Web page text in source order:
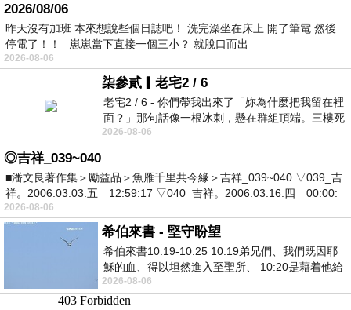
2026/08/06
昨天沒有加班 本來想說些個日誌吧！ 洗完澡坐在床上 開了筆電 然後
停電了！！ 崽崽當下直接一個三小？ 就脫口而出
2026-08-06
柒參貳▎老宅2 / 6
老宅2 / 6 - 你們帶我出來了「妳為什麼把我留在裡
面？」那句話像一根冰刺，懸在群組頂端。三樓死
死盯著照片裡的人。那個人確實站在
2026-08-06
◎吉祥_039~040
■潘文良著作集＞勵益品＞魚雁千里共今緣＞吉祥_039~040 ▽039_吉
祥。2006.03.03.五 12:59:17 ▽040_吉祥。2006.03.16.四 00:00:
2026-08-06
希伯來書 - 堅守盼望
希伯來書10:19-10:25 10:19弟兄們、我們既因耶
穌的血、得以坦然進入至聖所、 10:20是藉着他給
我們開了一條又新又活的路從幔子經過
2026-08-06